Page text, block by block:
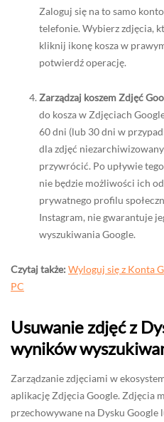
Zaloguj się na to samo
telefonie. Wybierz zdjęcia,
kliknij ikonę kosza w
potwierdź operację.
Zarządzaj koszem Zdjęć
do kosza w Zdjęciach
60 dni (lub 30 dni w
dla zdjęć
przywrócić. Po upływie
nie będzie możliwości ich
prywatnego profilu
Instagram, nie gwarantuje
wyszukiwania Google.
Czytaj także: Wyloguj się z Konta
PC
Usuwanie zdjęć z
wyników
Zarządzanie zdjęciami w
aplikację Zdjęcia Google. Zdjęcia
przechowywane na Dysku